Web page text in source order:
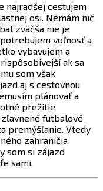
najradšej cestujem
osi. Nemám nič
zväčša nie je
voľnosť a
vybavujem a
ak sa
som však
aj s cestovnou
plánovať a
prežitie
futbalové
premýšľanie. Vtedy
zahraničia
som si zájazd
sami.